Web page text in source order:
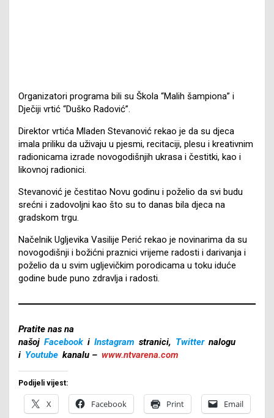
Organizatori programa bili su Škola “Malih šampiona” i
Dječiji vrtić “Duško Radović”.
Direktor vrtića Mladen Stevanović rekao je da su djeca
imala priliku da uživaju u pjesmi, recitaciji, plesu i kreativnim
radionicama izrade novogodišnjih ukrasa i čestitki, kao i
likovnoj radionici.
Stevanović je čestitao Novu godinu i poželio da svi budu
srećni i zadovoljni kao što su to danas bila djeca na
gradskom trgu.
Načelnik Ugljevika Vasilije Perić rekao je novinarima da su
novogodišnji i božićni praznici vrijeme radosti i darivanja i
poželio da u svim ugljevičkim porodicama u toku iduće
godine bude puno zdravlja i radosti.
Pratite nas na
našoj Facebook i Instagram stranici, Twitter nalogu
i Youtube kanalu – www.ntvarena.com
Podijeli vijest:
X Facebook Print Email